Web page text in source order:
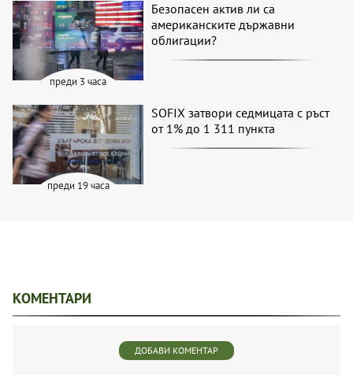
преди 3 часа
Безопасен актив ли са
американските държавни
облигации?
преди 19 часа
SOFIX затвори седмицата с ръст
от 1% до 1 311 пункта
КОМЕНТАРИ
ДОБАВИ КОМЕНТАР